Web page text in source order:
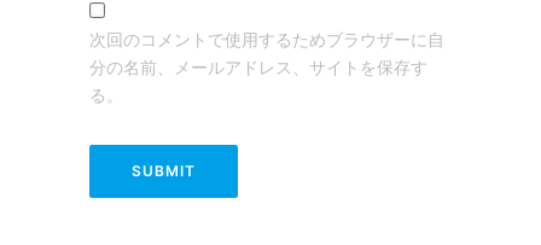
次回のコメントで使用するためブラウザーに自
分の名前、メールアドレス、サイトを保存す
る。